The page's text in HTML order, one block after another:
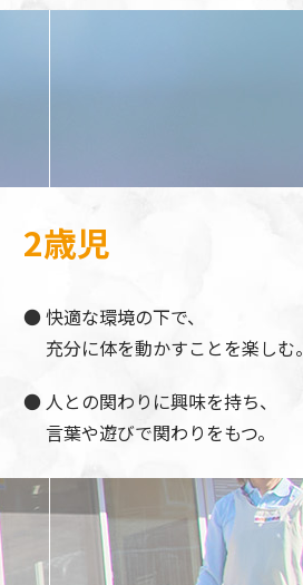
2歳児
快適な環境の下で、
充分に体を動かすことを楽しむ。
人との関わりに興味を持ち、
言葉や遊びで関わりをもつ。